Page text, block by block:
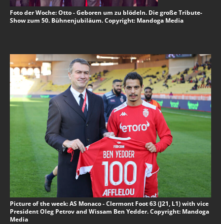
Foto der Woche: Otto - Geboren um zu blödeln. Die große Tribute-
Show zum 50. Bühnenjubiläum. Copyright: Mandoga Media
Picture of the week: AS Monaco - Clermont Foot 63 (J21, L1) with vice
President Oleg Petrov and Wissam Ben Yedder. Copyright: Mandoga
Media